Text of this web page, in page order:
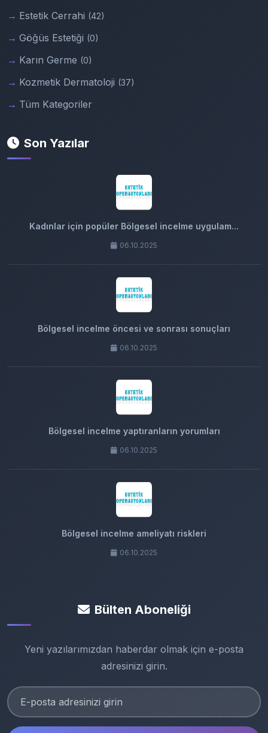
Estetik Cerrahi (42)
Göğüs Estetiği (0)
Karın Germe (0)
Kozmetik Dermatoloji (37)
Tüm Kategoriler
Son Yazılar
Kadınlar için popüler Bölgesel incelme uygulam...
06.10.2025
Bölgesel incelme öncesi ve sonrası sonuçları
06.10.2025
Bölgesel incelme yaptıranların yorumları
06.10.2025
Bölgesel incelme ameliyatı riskleri
06.10.2025
Bülten Aboneliği
Yeni yazılarımızdan haberdar olmak için e-posta
adresinizi girin.